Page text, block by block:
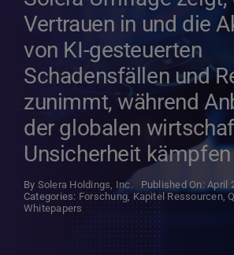
Vertrauen in und die
von KI-gesteuerten
Schadensfällen und
zunimmt, während
der globalen
Unsicherheit kämpfen
By Solera Holdings, Inc.
Published On: April
Categories: Forschung, Kapitel Ressourcen,
Whitepapers